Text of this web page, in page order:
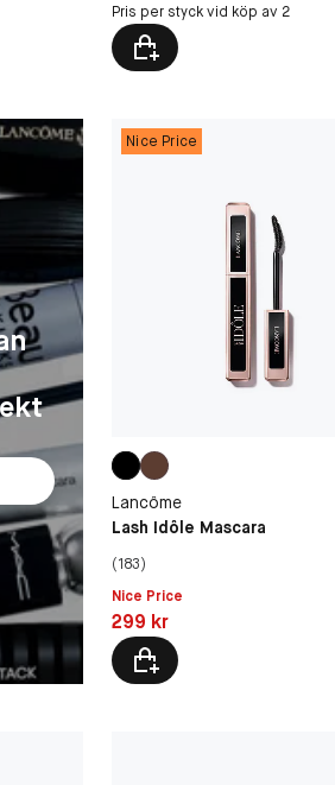
Pris per styck vid köp av 2
Nice Price
Lancôme
Lash Idôle Mascara
(183)
Nice Price
Pris: 299 kr
299 kr